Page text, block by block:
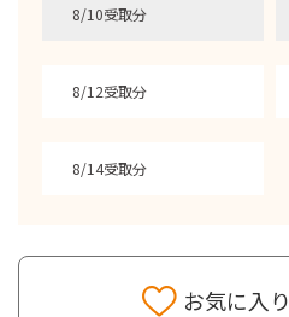
8/10受取分
8/12受取分
8/14受取分
お気に入